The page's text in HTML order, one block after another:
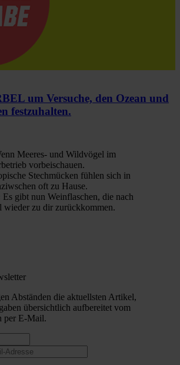
um Versuche, den Ozean und
festzuhalten.
Meeres- und Wildvögel im
vorbeischauen.
Stechmücken fühlen sich in
oft zu Hause.
Es gibt nun Weinflaschen, die nach
wieder zu dir zurückkommen.
Abständen die aktuellsten Artikel,
übersichtlich aufbereitet vom
per E-Mail.